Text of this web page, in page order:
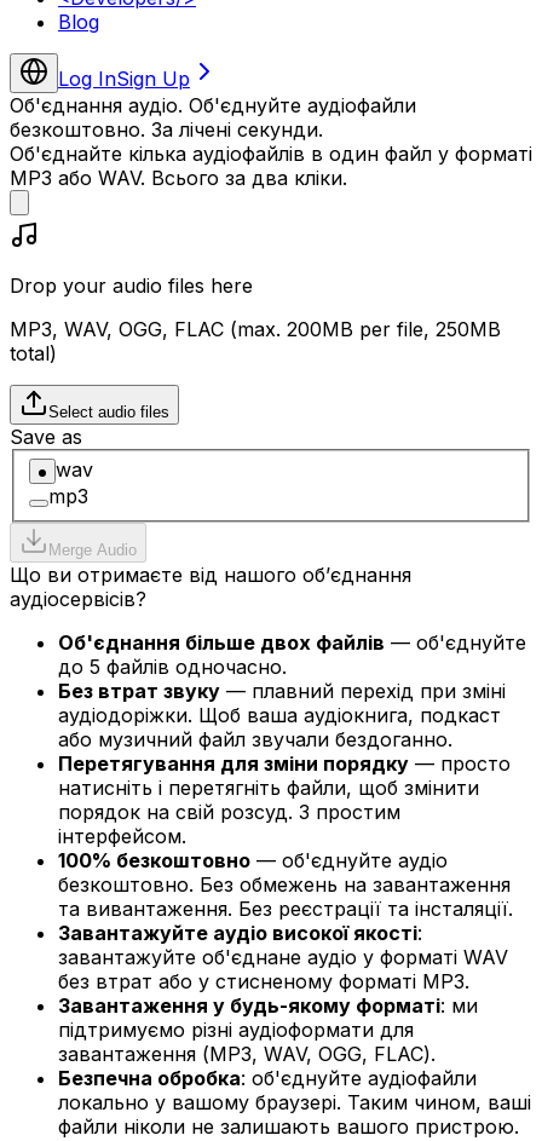
Blog
Log InSign Up
Об'єднання аудіо. Об'єднуйте аудіофайли
безкоштовно. За лічені секунди.
Об'єднайте кілька аудіофайлів в один файл у форматі
MP3 або WAV. Всього за два кліки.
Drop your audio files here
MP3, WAV, OGG, FLAC (max. 200MB per file, 250MB
total)
Select audio files
Save as
wav
mp3
Merge Audio
Що ви отримаєте від нашого об’єднання
аудіосервісів?
Об'єднання більше двох файлів — об'єднуйте
до 5 файлів одночасно.
Без втрат звуку — плавний перехід при зміні
аудіодоріжки. Щоб ваша аудіокнига, подкаст
або музичний файл звучали бездоганно.
Перетягування для зміни порядку — просто
натисніть і перетягніть файли, щоб змінити
порядок на свій розсуд. З простим
інтерфейсом.
100% безкоштовно — об'єднуйте аудіо
безкоштовно. Без обмежень на завантаження
та вивантаження. Без реєстрації та інсталяції.
Завантажуйте аудіо високої якості:
завантажуйте об'єднане аудіо у форматі WAV
без втрат або у стисненому форматі MP3.
Завантаження у будь-якому форматі: ми
підтримуємо різні аудіоформати для
завантаження (MP3, WAV, OGG, FLAC).
Безпечна обробка: об'єднуйте аудіофайли
локально у вашому браузері. Таким чином, ваші
файли ніколи не залишають вашого пристрою.